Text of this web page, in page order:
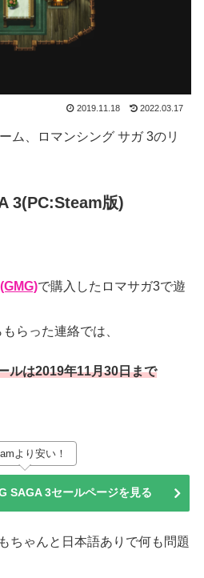
2019.11.18 2022.03.17
ム、ロマンシング サガ 3のリ
3(PC:Steam版)
で購入したロマサガ3で遊
らった連絡では、
ルは2019年11月30日まで
より安い！
SAGA 3セールページを見る
ちゃんと日本語ありで何も問題